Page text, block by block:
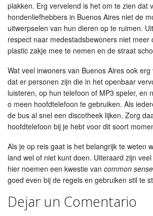
plakken. Erg vervelend is het om te zien dat
hondenliefhebbers in Buenos Aires niet de
uitwerpselen van hun dieren op te ruimen.
respect naar medestadsbewoners niet meer
plastic zakje mee te nemen en de straat
Wat veel inwoners van Buenos Aires ook
dat er personen zijn die in het openbaar
luisteren, op hun telefoon of MP3 speler, en
o meen hoofdtelefoon te gebruiken. Als
de bus al snel een discotheek lijken. Zorg
hoofdtelefoon bij je hebt voor dit soort
Als je op reis gaat is het belangrijk te weten
land wel of niet kunt doen. Uiteraard zijn
hier noemen een kwestie van common sense
goed even bij de regels en gebruiken stil te
Dejar un Comentario